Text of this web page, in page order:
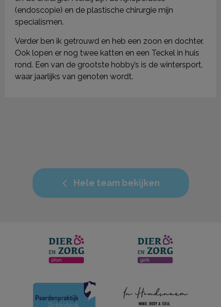
(endoscopie) en de plastische chirurgie mijn
specialismen.
Verder ben ik getrouwd en heb een zoon en dochter.
Ook lopen er nog twee katten en een Teckel in huis
rond. Een van de grootste hobby’s is de wintersport,
waar jaarlijks van genoten wordt.
Hele team bekijken